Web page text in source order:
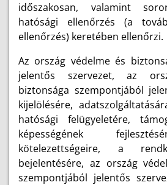
időszakosan, valamint
hatósági ellenőrzés (a
ellenőrzés) keretében ellenőrzi.
Az ország védelme és
jelentős szervezet, az
biztonsága szempontjából
kijelölésére,
hatósági felügyeletére,
képességének
kötelezettségeire, a
bejelentésére, az ország
szempontjából jelentős